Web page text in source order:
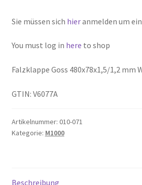
Sie müssen sich hieranmelden um
You must log in here to shop
Falzklappe Goss 480x78x1,5/1,2 mm
GTIN: V6077A
Artikelnummer: 010-071
Kategorie: M1000
Beschreibung